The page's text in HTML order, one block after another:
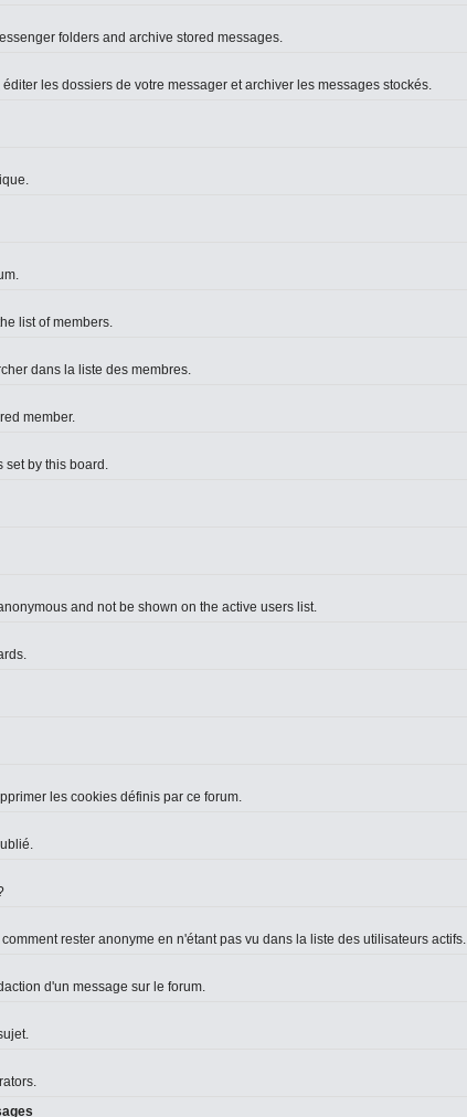
folders and archive stored messages.
les dossiers de votre messager et archiver les messages stockés.
list of members.
dans la liste des membres.
member.
set by this board.
and not be shown on the active users list.
les cookies définis par ce forum.
rester anonyme en n'étant pas vu dans la liste des utilisateurs actifs.
d'un message sur le forum.